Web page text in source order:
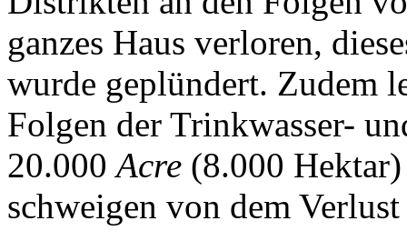
ganzes Haus verloren,
wurde geplündert. Zudem
Folgen der Trinkwasser-
20.000Acre (8.000
schweigen von dem